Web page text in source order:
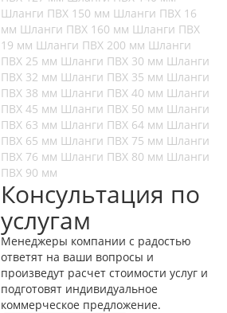
Шланги ПВХ 150 мм Шланги ПВХ 16
мм Шланги ПВХ 160 мм Шланги ПВХ
19 мм Шланги ПВХ 200 мм Шланги
ПВХ 25 мм Шланги ПВХ 30 мм Шланги
ПВХ 32 мм Шланги ПВХ 35 мм Шланги
ПВХ 38 мм Шланги ПВХ 40 мм Шланги
ПВХ 45 мм Шланги ПВХ 50 мм Шланги
ПВХ 63 мм Шланги ПВХ 64 мм Шланги
ПВХ 65 мм Шланги ПВХ 75 мм Шланги
ПВХ 76 мм Шланги ПВХ 80 мм Шланги
ПВХ 90 мм
Консультация по
услугам
Менеджеры компании с радостью
ответят на ваши вопросы и
произведут расчет стоимости услуг и
подготовят индивидуальное
коммерческое предложение.